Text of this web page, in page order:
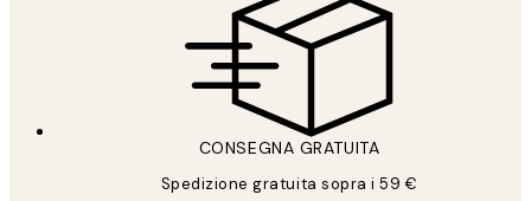
CONSEGNA GRATUITA
Spedizione gratuita sopra i 59 €